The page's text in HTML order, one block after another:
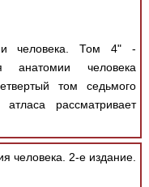
человека. Том 4" -
анатомии человека
том седьмого
рассматривает
человека. 2-е издание.